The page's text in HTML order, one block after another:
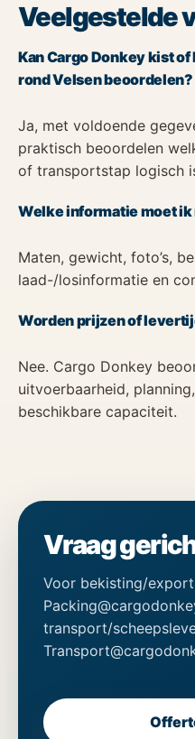
Veelgestelde
Kan Cargo Donkey kist
rond Velsen beoordelen?
Ja, met voldoende
praktisch beoordelen
of transportstap logisch
Welke informatie moet
Maten, gewicht, foto’s,
laad-/losinformatie en
Worden prijzen of
Nee. Cargo Donkey
uitvoerbaarheid,
beschikbare capaciteit.
Vraag
Voor bekisting/
transport/